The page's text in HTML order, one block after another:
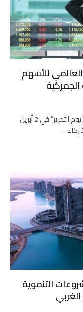
5 تريليونات دولار خسائر مؤشر MSCI العالمي للأسهم
أطلق الرئيس الأميركي دونالد ترامب ما وصفه بـ”يوم التحرير” في 2 أبريل
التنموية